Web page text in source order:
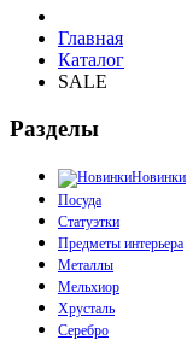
Главная
Каталог
SALE
Разделы
Новинки
Посуда
Статуэтки
Предметы интерьера
Металлы
Мельхиор
Хрусталь
Серебро